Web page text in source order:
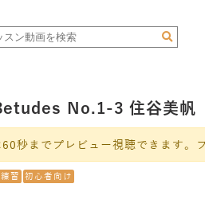
No.1-3 住谷美帆（
秒までプレビュー視聴できます。
習 初心者向け